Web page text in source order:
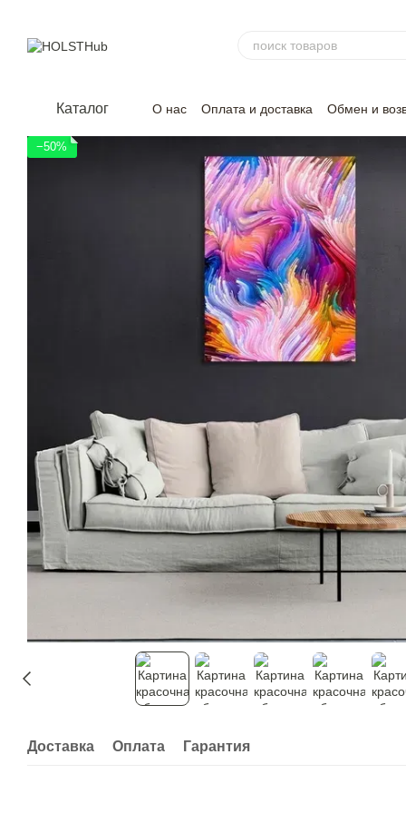
Каталог О нас Оплата и доставка Обмен и
−50%
Доставка Оплата Гарантия